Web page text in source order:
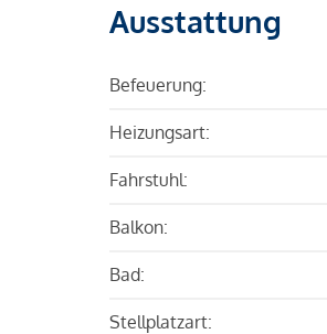
Ausstattung
Befeuerung:
Heizungsart:
Fahrstuhl:
Balkon:
Bad:
Stellplatzart: